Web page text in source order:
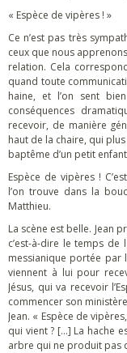
« Espèce de vipères ! »
Ce n’est pas très
ceux que nous
relation. Cela
quand toute
haine, et l’on sent
conséquences
recevoir, de manière
haut de la chaire, qui
baptême d’un petit
Espèce de vipères !
l’on trouve dans la
Matthieu.
La scène est belle. Jean
c’est-à-dire le temps de
messianique portée par
viennent à lui pour
Jésus, qui va recevoir
commencer son
Jean. « Espèce de
qui vient ? […] La hache
arbre qui ne produit pas